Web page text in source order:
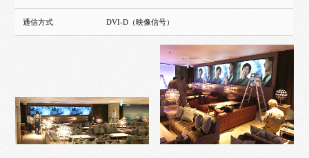
通信方式 DVI-D（映像信号）